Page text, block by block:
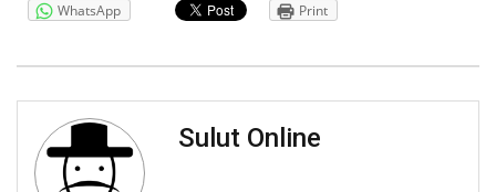
WhatsApp Print
Sulut Online